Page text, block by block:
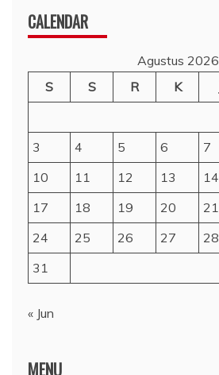
CALENDAR
Agustus 2026
S
S R K
3
4 5 6 7
10
11 12 13 14
17
18 19 20 21
24
25 26 27 28
31
« Jun
MENU